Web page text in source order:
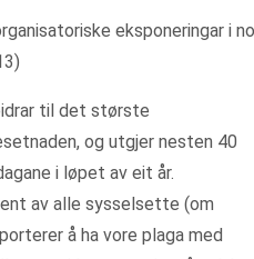
eksponeringar i
til det største
og utgjer nesten 40
i løpet av eit år.
av alle sysselsette (om
å ha vore plaga med